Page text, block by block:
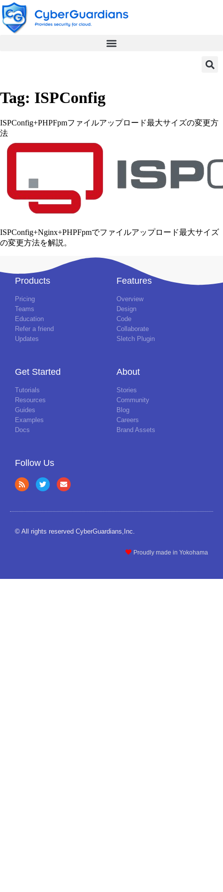
Tag: ISPConfig
ISPConfig+PHPFpmファイルアップロード最大サイズの変更方
法
ISPConfig+Nginx+PHPFpmでファイルアップロード最大サイズ
の変更方法を解説。
Products
Pricing
Teams
Education
Refer a friend
Updates
Features
Overview
Design
Code
Collaborate
Sletch Plugin
Get Started
Tutorials
Resources
Guides
Examples
Docs
About
Stories
Community
Blog
Careers
Brand Assets
Follow Us
© All rights reserved CyberGuardians,Inc.
Proudly made in Yokohama